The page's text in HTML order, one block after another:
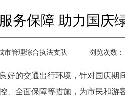
务保障 助力国庆
市管理综合执法支队 浏览次数：
好的交通出行环境，针对国庆期
全面保障等措施，为市民和游